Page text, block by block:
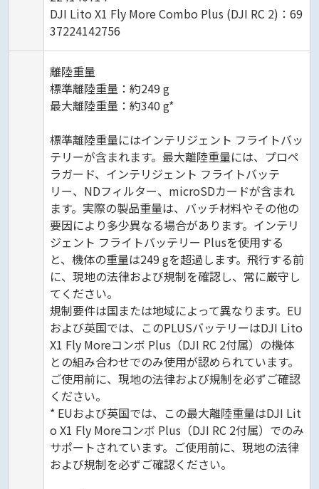
DJI Lito X1 Fly More Combo Plus (DJI RC 2)：69
37224142756
離陸重量
標準離陸重量：約249 g
最大離陸重量：約340 g*
標準離陸重量にはインテリジェント フライトバッ
テリーが含まれます。最大離陸重量には、プロペ
ラガード、インテリジェント フライトバッテ
リー、NDフィルター、microSDカードが含まれ
ます。実際の製品重量は、バッチ材料やその他の
要因により多少異なる場合があります。インテリ
ジェント フライトバッテリー Plusを使用する
と、機体の重量は249 gを超過します。飛行する前
に、現地の法律および規制を確認し、常に厳守し
てください。
規制要件は国または地域によって異なります。EU
および英国では、このPLUSバッテリーはDJI Lito
X1 Fly Moreコンボ Plus（DJI RC 2付属）の機体
との組み合わせでのみ使用が認められています。
ご使用前に、現地の法律および規制を必ずご確認
ください。
* EUおよび英国では、この最大離陸重量はDJI Lit
o X1 Fly Moreコンボ Plus（DJI RC 2付属）でのみ
サポートされています。ご使用前に、現地の法律
および規制を必ずご確認ください。